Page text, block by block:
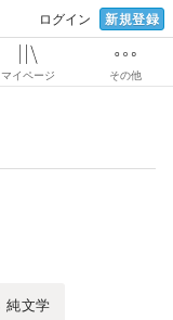
ログイン 新規登録
マイページ その他
純文学